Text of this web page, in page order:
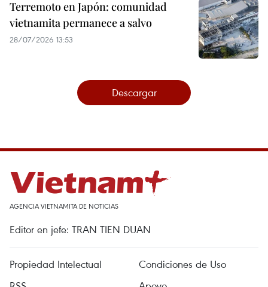
Terremoto en Japón: comunidad
vietnamita permanece a salvo
28/07/2026 13:53
Descargar
AGENCIA VIETNAMITA DE NOTICIAS
Editor en jefe: TRAN TIEN DUAN
Propiedad Intelectual
Condiciones de Uso